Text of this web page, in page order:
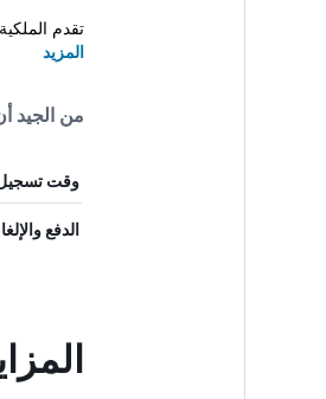
تقدم
المزيد
من الجيد
وقت تسجيل
الدفع